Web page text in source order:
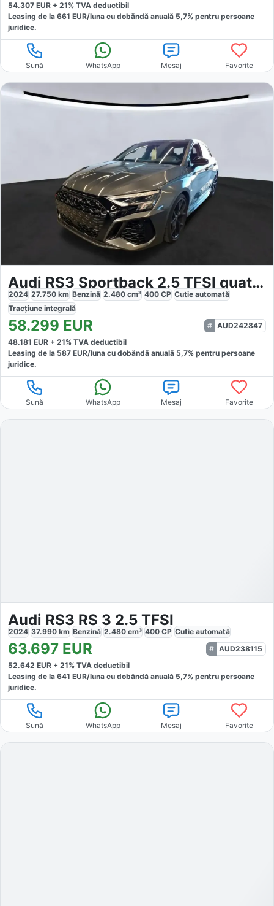
54.307 EUR + 21% TVA deductibil
Leasing de la 661 EUR/luna cu dobăndă anuală 5,7% pentru persoane
juridice.
Sună WhatsApp Mesaj Favorite
Audi RS3 Sportback 2.5 TFSI quattro
2024 27.750 km Benzină 2.480 cm³ 400 CP Cutie automată
Tracțiune integrală
58.299 EUR
AUD242847
48.181 EUR + 21% TVA deductibil
Leasing de la 587 EUR/luna cu dobăndă anuală 5,7% pentru persoane
juridice.
Sună WhatsApp Mesaj Favorite
Audi RS3 RS 3 2.5 TFSI
2024 37.990 km Benzină 2.480 cm³ 400 CP Cutie automată
63.697 EUR
AUD238115
52.642 EUR + 21% TVA deductibil
Leasing de la 641 EUR/luna cu dobăndă anuală 5,7% pentru persoane
juridice.
Sună WhatsApp Mesaj Favorite